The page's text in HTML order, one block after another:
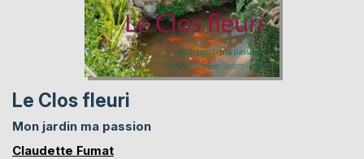
Le Clos fleuri
Mon jardin ma passion
Claudette Fumat